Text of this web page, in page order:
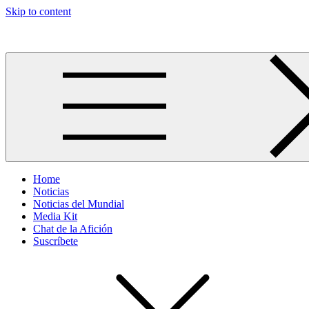
Skip to content
Home
Noticias
Noticias del Mundial
Media Kit
Chat de la Afición
Suscríbete